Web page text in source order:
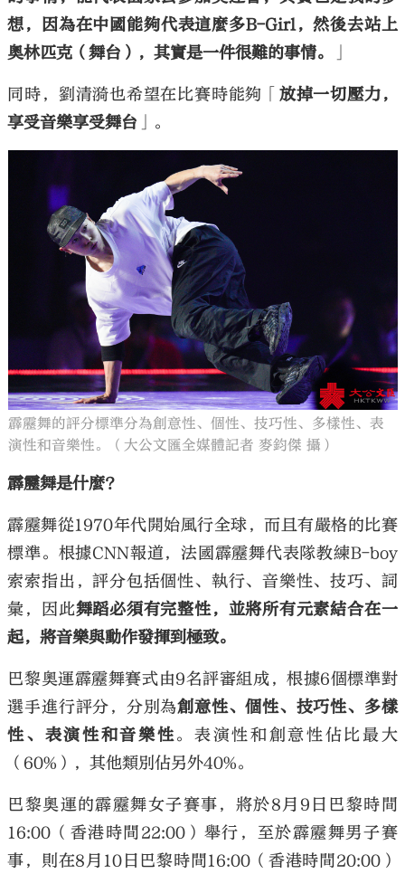
想，因為在中國能夠代表這麼多B-Girl，然後去站上
奧林匹克（舞台），其實是一件很難的事情。
同時，劉清漪也希望在比賽時能夠「 放掉一切壓力，
享受音樂享受舞台 」。
霹靂舞的評分標準分為創意性、個性、技巧性、多樣性、表
演性和音樂性。（大公文匯全媒體記者 麥鈞傑 攝）
霹靂舞是什麼？
霹靂舞從1970年代開始風行全球，而且有嚴格的比賽
標準。根據CNN報道，法國霹靂舞代表隊教練B-boy
索索指出，評分包括個性、執行、音樂性、技巧、詞
彙，因此舞蹈必須有完整性，並將所有元素結合在一
起，將音樂與動作發揮到極致。
巴黎奧運霹靂舞賽式由9名評審組成，根據6個標準對
選手進行評分，分別為創意性、個性、技巧性、多樣
性、表演性和音樂性。表演性和創意性佔比最大
（60%），其他類別佔另外40%。
巴黎奧運的霹靂舞女子賽事，將於8月9日巴黎時間
16:00（香港時間22:00）舉行，至於霹靂舞男子賽
事，則在8月10日巴黎時間16:00（香港時間20:00）